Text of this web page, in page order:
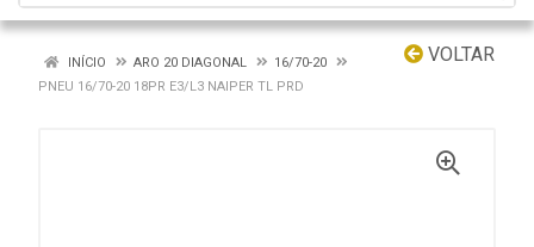
VOLTAR
INÍCIO ARO 20 DIAGONAL
16/70-20
PNEU 16/70-20 18PR E3/L3 NAIPER TL PRD